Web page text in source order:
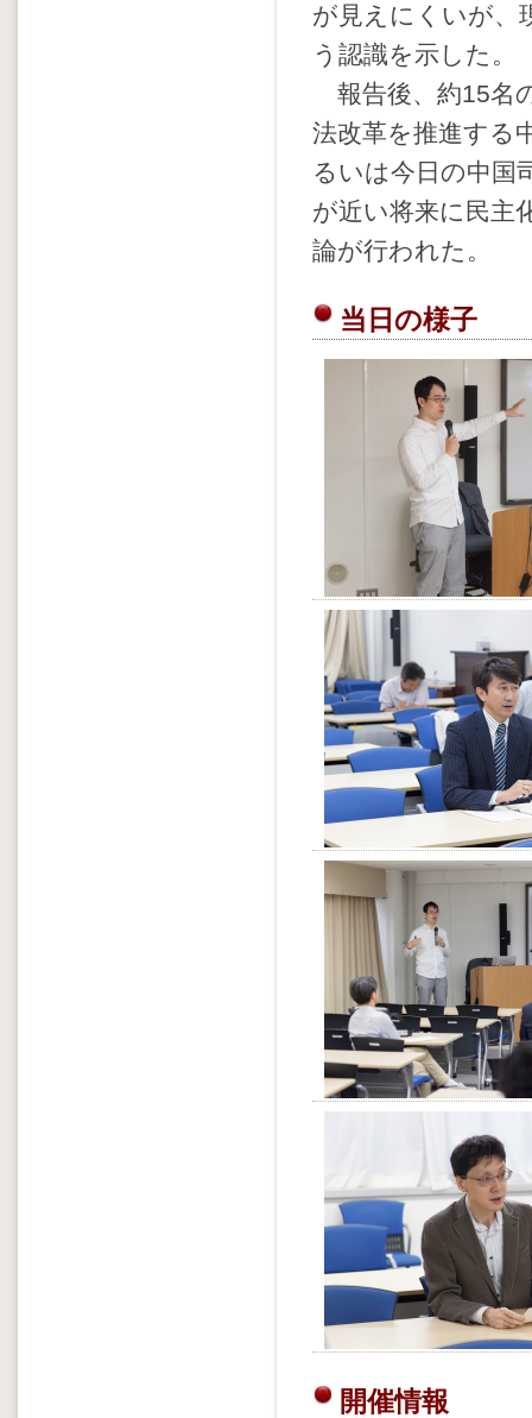
が見えにくいが、
う認識を示した。
報告後、約15名
法改革を推進する
るいは今日の中国
が近い将来に民主
論が行われた。
当日の様子
開催情報